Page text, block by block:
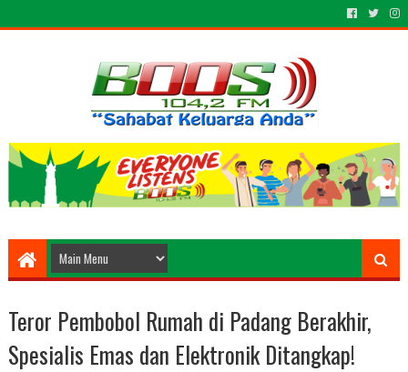
Teror Pembobol Rumah di Padang Berakhir,
Spesialis Emas dan Elektronik Ditangkap!